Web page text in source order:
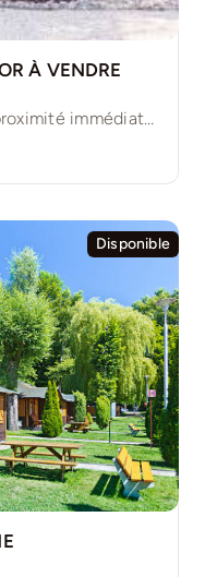
À VENDRE
Camping idèalement situé, a proximité immédiate des sites touristiques majeurs [...]
Disponible